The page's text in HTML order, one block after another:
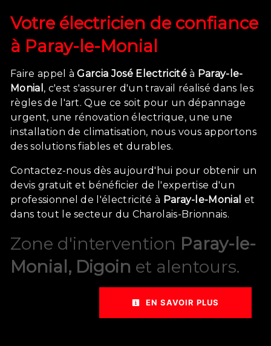
Votre électricien de confiance
à Paray-le-Monial
Faire appel àGarcia José Electricitéà Paray-le-
Monial , c'est s'assurer d'un travail réalisé dans les
règles de l'art. Que ce soit pour un dépannage
urgent, une rénovation électrique, une une
installation de climatisation, nous vous apportons
des solutions fiables et durables.
Contactez-nous dès aujourd'hui pour obtenir un
devis gratuit et bénéficier de l'expertise d'un
professionnel de l'électricité à Paray-le-Monial et
dans tout le secteur du Charolais-Brionnais.
Zone d'intervention Paray-le-
Monial, Digoin et alentours.
EN SAVOIR PLUS